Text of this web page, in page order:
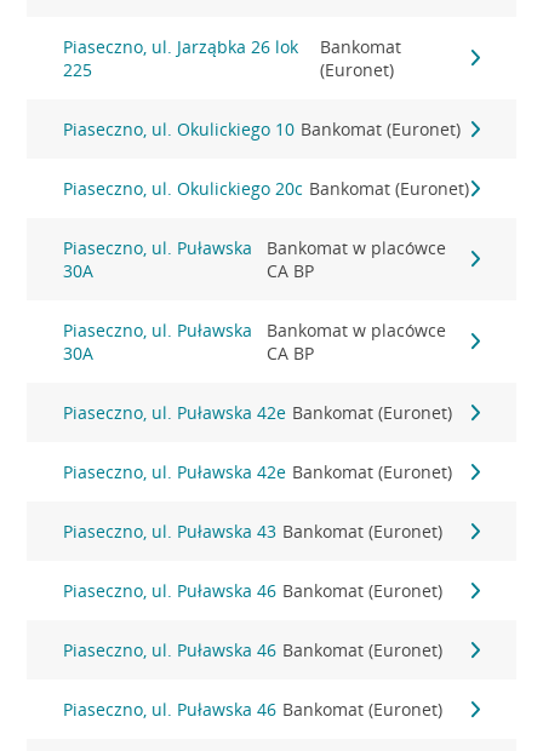
Piaseczno, ul. Jarząbka 26 lok
225
Bankomat
(Euronet)
Piaseczno, ul. Okulickiego 10 Bankomat (Euronet)
Piaseczno, ul. Okulickiego 20c Bankomat (Euronet)
Piaseczno, ul. Puławska
30A
Bankomat w placówce
CA BP
Piaseczno, ul. Puławska
30A
Bankomat w placówce
CA BP
Piaseczno, ul. Puławska 42e Bankomat (Euronet)
Piaseczno, ul. Puławska 42e Bankomat (Euronet)
Piaseczno, ul. Puławska 43 Bankomat (Euronet)
Piaseczno, ul. Puławska 46 Bankomat (Euronet)
Piaseczno, ul. Puławska 46 Bankomat (Euronet)
Piaseczno, ul. Puławska 46 Bankomat (Euronet)